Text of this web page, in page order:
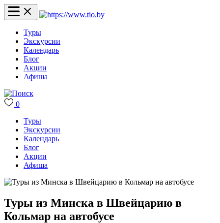
Туры
Экскурсии
Календарь
Блог
Акции
Афиша
0
Туры
Экскурсии
Календарь
Блог
Акции
Афиша
Туры из Минска в Швейцарию в
Кольмар на автобусе